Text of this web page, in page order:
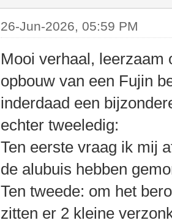
26-Jun-2026, 05:59 PM
Mooi verhaal, leerzaam
opbouw van een Fujin
inderdaad een
echter tweeledig:
Ten eerste vraag ik mij
de alubuis hebben
Ten tweede: om het
zitten er 2 kleine